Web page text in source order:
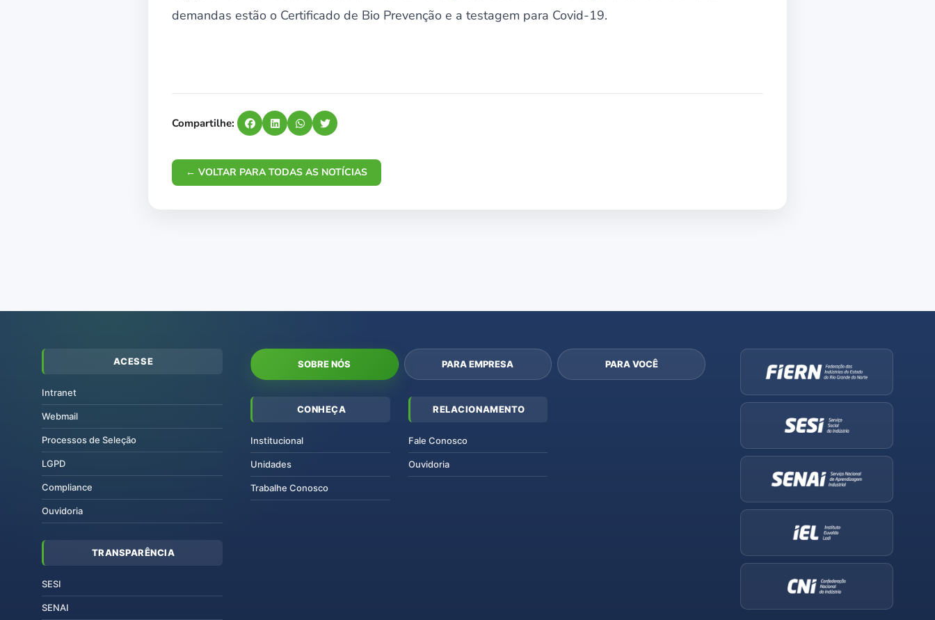
demandas estão o Certificado de Bio Prevenção e a testagem para Covid-19.
Compartilhe:
← VOLTAR PARA TODAS AS NOTÍCIAS
ACESSE
Intranet
Webmail
Processos de Seleção
LGPD
Compliance
Ouvidoria
TRANSPARÊNCIA
SESI
SENAI
SOBRE NÓS PARA EMPRESA PARA VOCÊ
CONHEÇA
Institucional
Unidades
Trabalhe Conosco
RELACIONAMENTO
Fale Conosco
Ouvidoria